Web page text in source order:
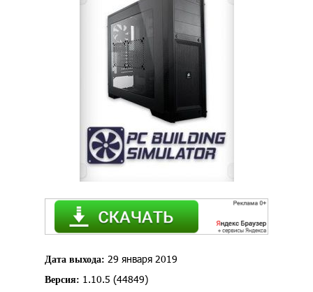
Дата выхода: 29 января 2019
Версия: 1.10.5 (44849)